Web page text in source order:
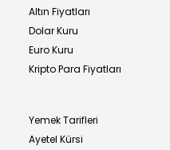
Altın Fiyatları
Dolar Kuru
Euro Kuru
Kripto Para Fiyatları
Yemek Tarifleri
Ayetel Kürsi